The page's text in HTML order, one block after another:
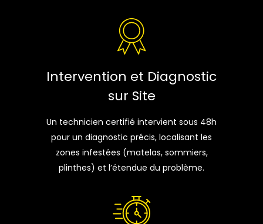
Intervention et Diagnostic
sur Site
Un technicien certifié intervient sous 48h
pour un diagnostic précis, localisant les
zones infestées (matelas, sommiers,
plinthes) et l’étendue du problème.